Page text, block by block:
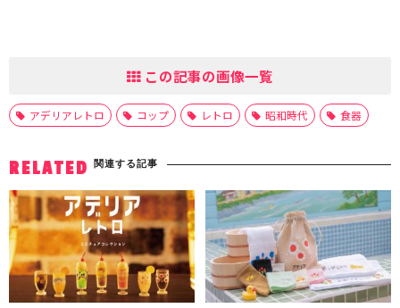
この記事の画像一覧
アデリアレトロ コップ レトロ 昭和時代 食器
RELATED 関連する記事